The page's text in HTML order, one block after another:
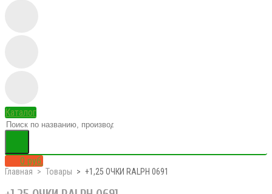
Каталог
0 руб.
Главная Товары +1,25 ОЧКИ RALPH 0691